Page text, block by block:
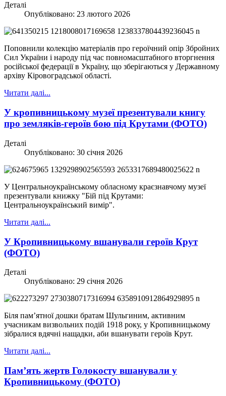
Деталі
Опубліковано: 23 лютого 2026
Поповнили колекцію матеріалів про героїчний опір Збройних
Сил України і народу під час повномасштабного вторгнення
російської федерації в Україну, що зберігаються у Державному
архіву Кіровоградської області.
Читати далі...
У кропивницькому музеї презентували книгу
про земляків-героїв бою під Крутами (ФОТО)
Деталі
Опубліковано: 30 січня 2026
У Центральноукраїнському обласному краєзнавчому музеї
презентували книжку "Бій під Крутами:
Центральноукраїнський вимір".
Читати далі...
У Кропивницькому вшанували героїв Крут
(ФОТО)
Деталі
Опубліковано: 29 січня 2026
Біля пам’ятної дошки братам Шульгиним, активним
учасникам визвольних подій 1918 року, у Кропивницькому
зібралися вдячні нащадки, аби вшанувати героїв Крут.
Читати далі...
Пам’ять жертв Голокосту вшанували у
Кропивницькому (ФОТО)